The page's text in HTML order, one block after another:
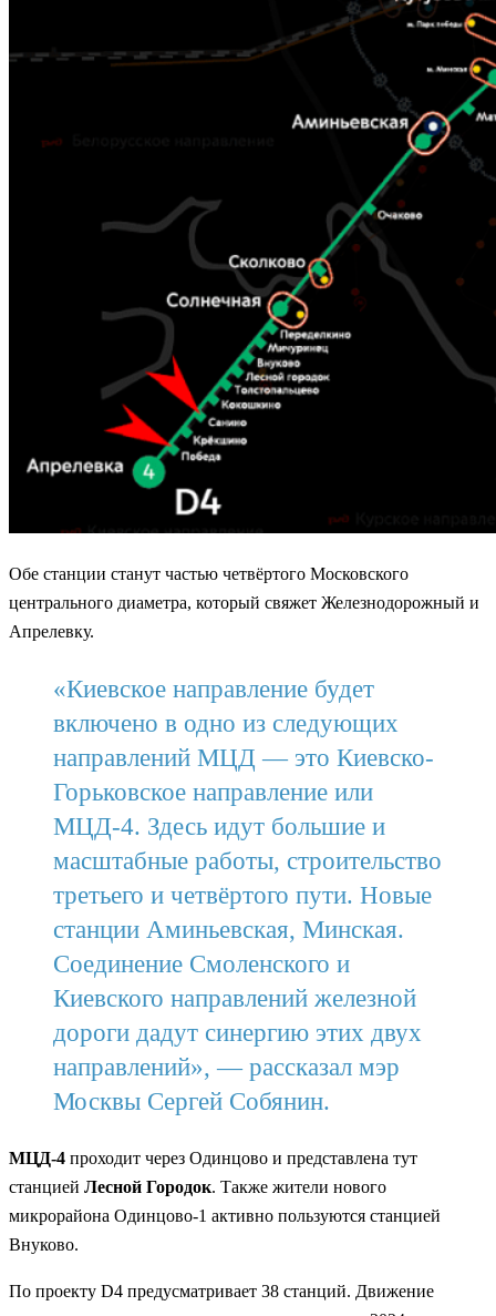
Обе станции станут частью четвёртого Московского
центрального диаметра, который свяжет Железнодорожный и
Апрелевку.
«Киевское направление будет
включено в одно из следующих
направлений МЦД — это Киевско-
Горьковское направление или
МЦД-4. Здесь идут большие и
масштабные работы, строительство
третьего и четвёртого пути. Новые
станции Аминьевская, Минская.
Соединение Смоленского и
Киевского направлений железной
дороги дадут синергию этих двух
направлений», — рассказал мэр
Москвы Сергей Собянин.
МЦД-4 проходит через Одинцово и представлена тут
станцией Лесной Городок. Также жители нового
микрорайона Одинцово-1 активно пользуются станцией
Внуково.
По проекту D4 предусматривает 38 станций. Движение